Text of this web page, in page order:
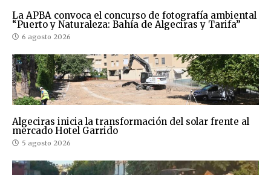
La APBA convoca el concurso de fotografía ambiental
“Puerto y Naturaleza: Bahía de Algeciras y Tarifa”
6 agosto 2026
Algeciras inicia la transformación del solar frente al
mercado Hotel Garrido
5 agosto 2026